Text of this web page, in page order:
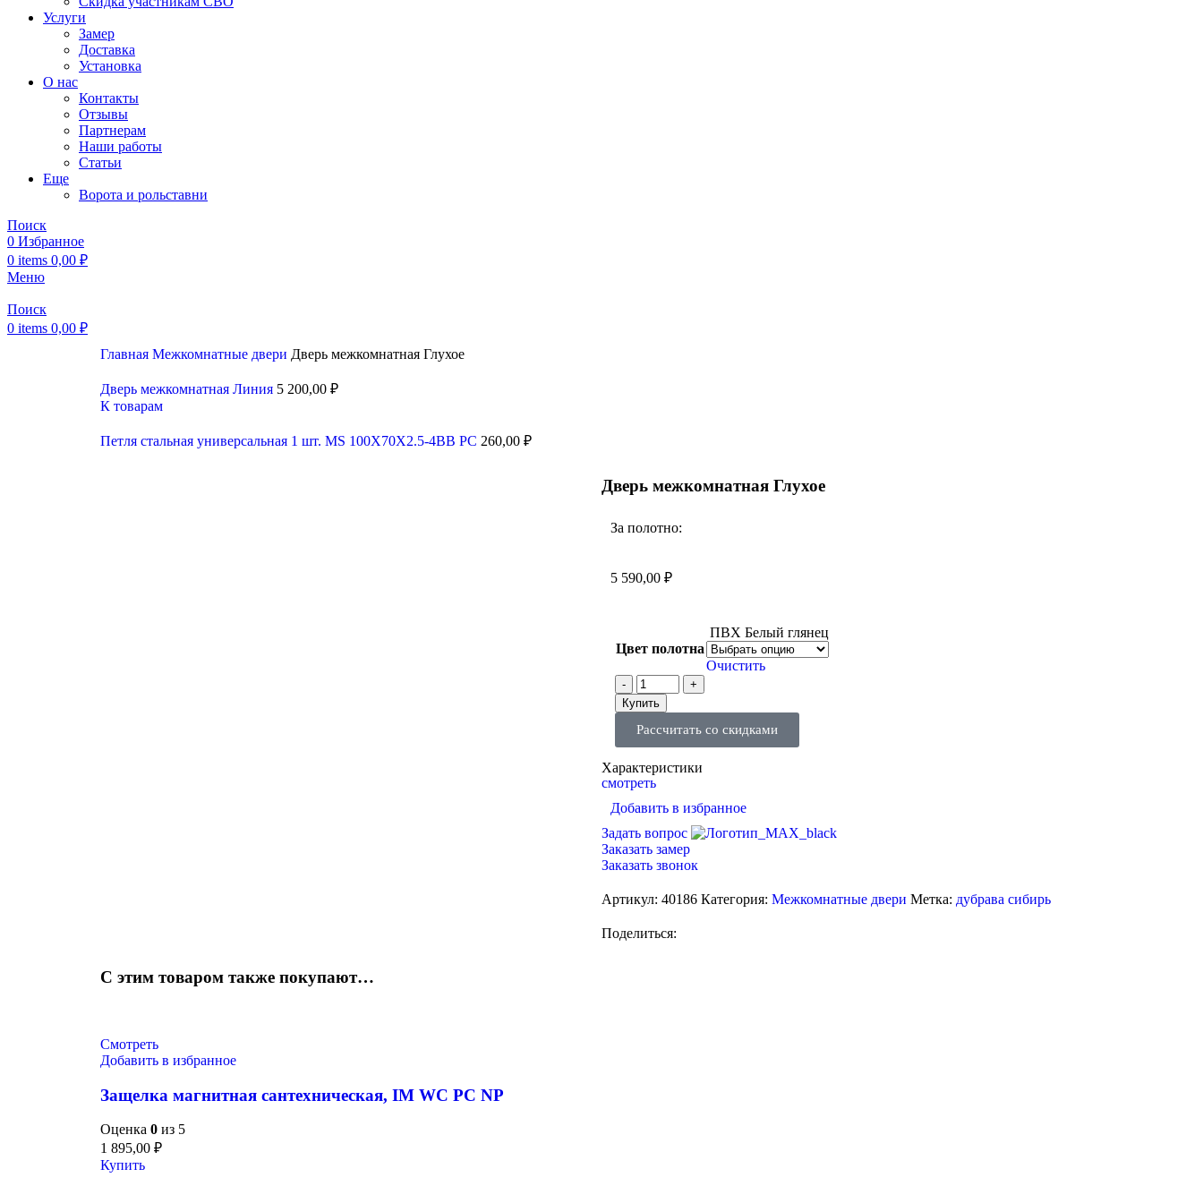
Услуги
Замер
Доставка
Установка
О нас
Контакты
Отзывы
Партнерам
Наши работы
Статьи
Еще
Ворота и рольставни
Поиск
0 Избранное
0 items 0,00 ₽
Меню
Поиск
0 items 0,00 ₽
Главная Межкомнатные двери Дверь межкомнатная Глухое
Дверь межкомнатная Линия 5 200,00 ₽
К товарам
Петля стальная универсальная 1 шт. MS 100X70X2.5-4BB PC 260,00 ₽
Дверь межкомнатная Глухое
За полотно:
5 590,00 ₽
Цвет полотна
ПВХ Белый глянец
Очистить
Купить
Рассчитать со скидками
Характеристики
смотреть
Добавить в избранное
Задать вопрос
Заказать замер
Заказать звонок
Артикул: 40186 Категория: Межкомнатные двери Метка: дубрава сибирь
Поделиться:
С этим товаром также покупают…
Смотреть
Добавить в избранное
Защелка магнитная сантехническая, IM WC PC NP
Оценка 0 из 5
1 895,00 ₽
Купить